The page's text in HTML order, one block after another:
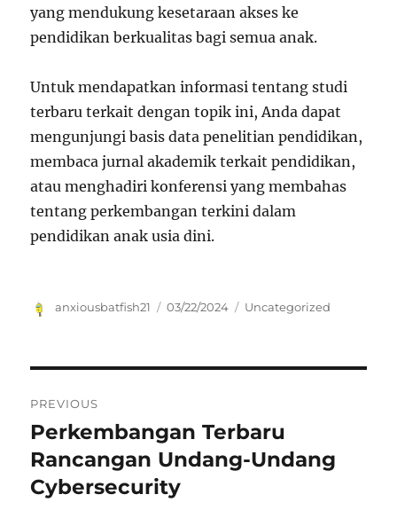
yang mendukung kesetaraan akses ke
pendidikan berkualitas bagi semua anak.
Untuk mendapatkan informasi tentang studi
terbaru terkait dengan topik ini, Anda dapat
mengunjungi basis data penelitian pendidikan,
membaca jurnal akademik terkait pendidikan,
atau menghadiri konferensi yang membahas
tentang perkembangan terkini dalam
pendidikan anak usia dini.
Author
anxiousbatfish21
Posted
03/22/2024 Categories
Uncategorized
pos
PREVIOUS
Previous
post:
Perkembangan Terbaru
Rancangan Undang-Undang
Cybersecurity